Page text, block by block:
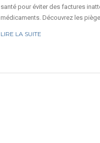
santé pour éviter des factures
médicaments. Découvrez les
LIRE LA SUITE